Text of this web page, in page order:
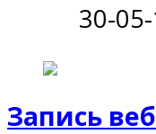
30-
Запись